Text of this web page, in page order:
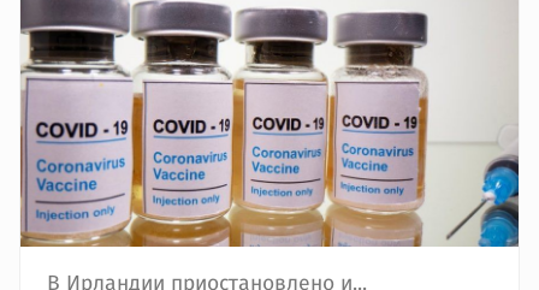
В Ирландии приостановлено и...